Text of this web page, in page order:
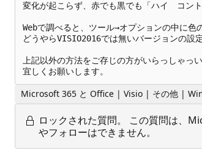
変化が起こらず、赤でも黒でも「ハイ　コン
Webで調べると、ツール→オプションの中に
どうやらVISIO2016では無いバージョンの設
上記以外の方法をご存じの方がいらっしゃっ
Microsoft 365 と Office | Visio | その他 |
ロックされた質問。
この質問は、
やフォローはできません。